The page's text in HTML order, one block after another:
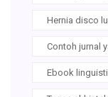
Hernia disco
Contoh jurnal
Ebook